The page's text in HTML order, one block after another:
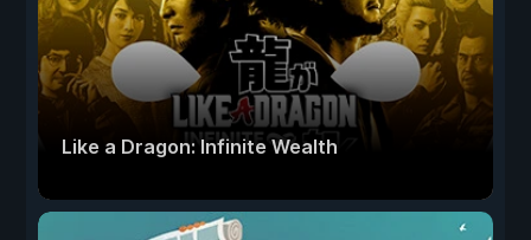
Like a Dragon: Infinite Wealth